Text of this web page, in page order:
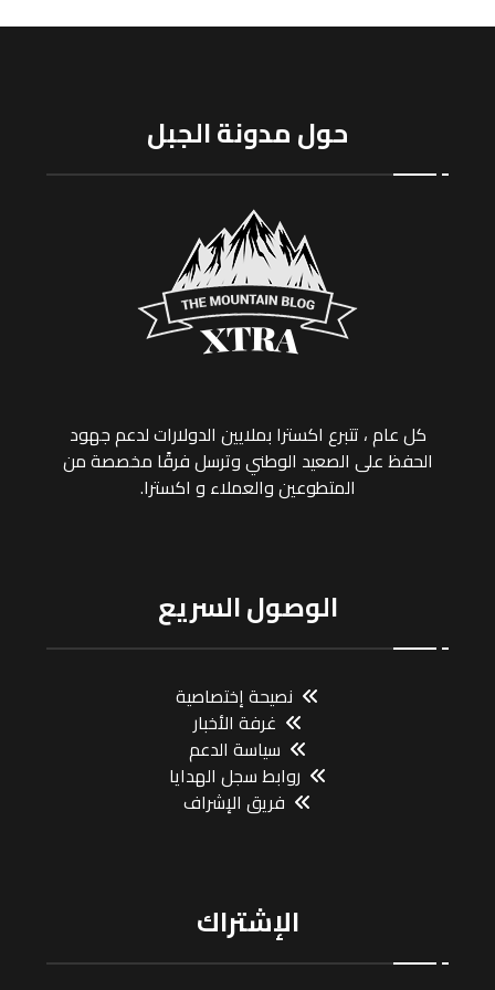
حول مدونة الجبل
كل عام ، تتبرع اکسترا بملايين الدولارات لدعم جهود
الحفظ على الصعيد الوطني وترسل فرقًا مخصصة من
المتطوعين والعملاء و اکسترا.
الوصول السريع
نصيحة إختصاصية
غرفة الأخبار
سياسة الدعم
روابط سجل الهدايا
فريق الإشراف
الإشتراك